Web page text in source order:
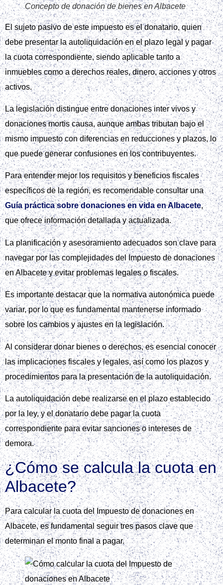
Concepto de donación de bienes en Albacete
El sujeto pasivo de este impuesto es el donatario, quien
debe presentar la autoliquidación en el plazo legal y pagar
la cuota correspondiente, siendo aplicable tanto a
inmuebles como a derechos reales, dinero, acciones y otros
activos.
La legislación distingue entre donaciones inter vivos y
donaciones mortis causa, aunque ambas tributan bajo el
mismo impuesto con diferencias en reducciones y plazos, lo
que puede generar confusiones en los contribuyentes.
Para entender mejor los requisitos y beneficios fiscales
específicos de la región, es recomendable consultar una
Guía práctica sobre donaciones en vida en Albacete,
que ofrece información detallada y actualizada.
La planificación y asesoramiento adecuados son clave para
navegar por las complejidades del Impuesto de donaciones
en Albacete y evitar problemas legales o fiscales.
Es importante destacar que la normativa autonómica puede
variar, por lo que es fundamental mantenerse informado
sobre los cambios y ajustes en la legislación.
Al considerar donar bienes o derechos, es esencial conocer
las implicaciones fiscales y legales, así como los plazos y
procedimientos para la presentación de la autoliquidación.
La autoliquidación debe realizarse en el plazo establecido
por la ley, y el donatario debe pagar la cuota
correspondiente para evitar sanciones o intereses de
demora.
¿Cómo se calcula la cuota en
Albacete?
Para calcular la cuota del Impuesto de donaciones en
Albacete, es fundamental seguir tres pasos clave que
determinan el monto final a pagar.